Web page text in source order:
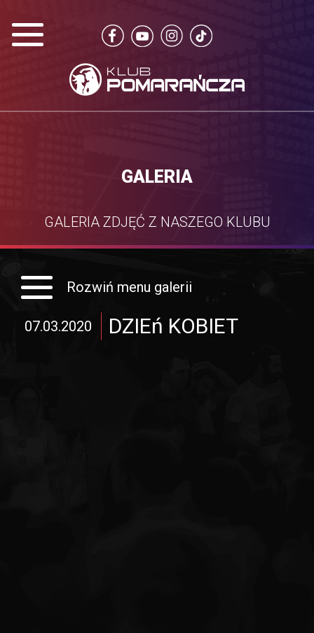
GALERIA
GALERIA ZDJĘĆ Z NASZEGO KLUBU
Rozwiń menu galerii
07.03.2020 DZIEń KOBIET